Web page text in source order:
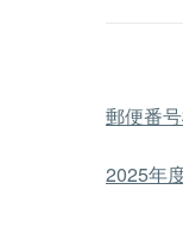
郵便番
2025年